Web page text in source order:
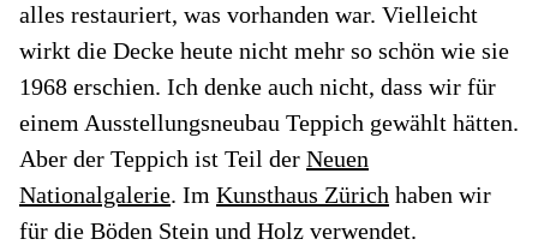
alles restauriert, was vorhanden war. Vielleicht
wirkt die Decke heute nicht mehr so schön wie sie
1968 erschien. Ich denke auch nicht, dass wir für
einem Ausstellungsneubau Teppich gewählt hätten.
Aber der Teppich ist Teil der Neuen
Nationalgalerie. Im Kunsthaus Zürich haben wir
für die Böden Stein und Holz verwendet.